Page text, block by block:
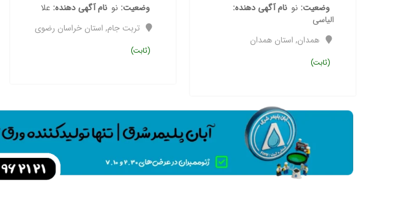
وضعیت نو نام آگهی دهنده
الیاسی
همدان, استان همدان
(ثابت)
وضعیت نو نام آگهی دهنده علا
تربت جام, استان خراسان رضوی
(ثابت)